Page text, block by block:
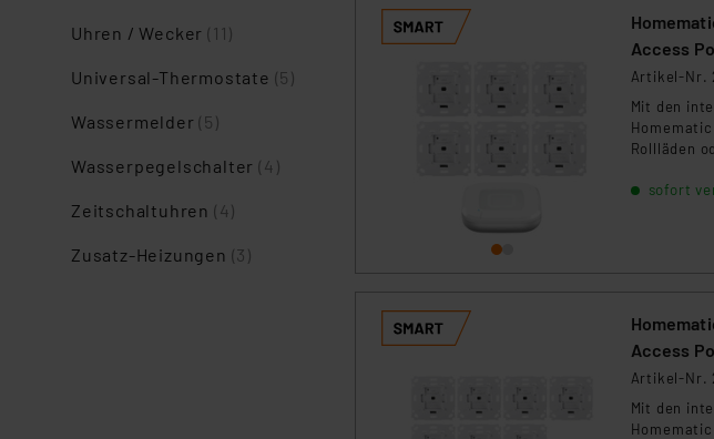
Uhren / Wecker(11)
Universal-Thermostate (5)
Wassermelder(5)
Wasserpegelschalter(4)
Zeitschaltuhren (4)
Zusatz-Heizungen (3)
Access
Artikel-Nr.
Mit den
Rollläden
BROLL-2
sofort
Access
Artikel-Nr.
Mit den